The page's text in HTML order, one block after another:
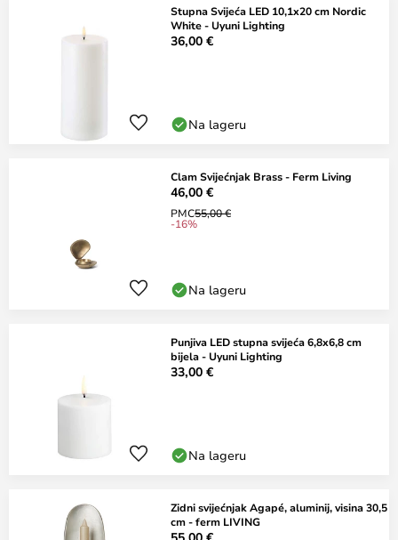
Stupna Svijeća LED 10,1x20 cm Nordic
White - Uyuni Lighting
36,00 €
Na lageru
Clam Svijećnjak Brass - Ferm Living
46,00 €
PMC55,00 €
-16%
Na lageru
Punjiva LED stupna svijeća 6,8x6,8 cm
bijela - Uyuni Lighting
33,00 €
Na lageru
Zidni svijećnjak Agapé, aluminij, visina 30,5
cm - ferm LIVING